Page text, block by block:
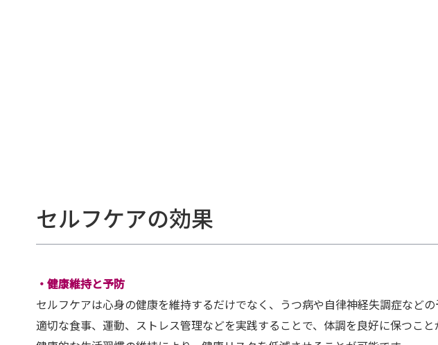
セルフケアの効果
・健康維持と予防
セルフケアは心身の健康を維持するだけでなく、うつ病や自律神経失調症などの
適切な食事、運動、ストレス管理などを実践することで、体調を良好に保つこと